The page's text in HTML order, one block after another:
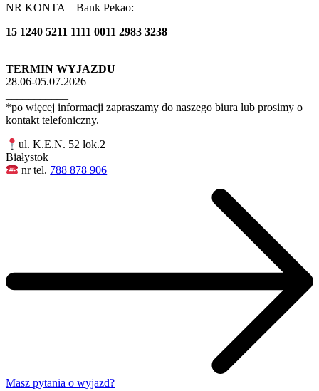
NR KONTA – Bank Pekao:
15 1240 5211 1111 0011 2983 3238
TERMIN WYJAZDU
28.06-05.07.2026
*po więcej informacji zapraszamy do naszego biura lub prosimy o
kontakt telefoniczny.
ul. K.E.N. 52 lok.2
Białystok
nr tel. 788 878 906
Masz pytania o wyjazd?